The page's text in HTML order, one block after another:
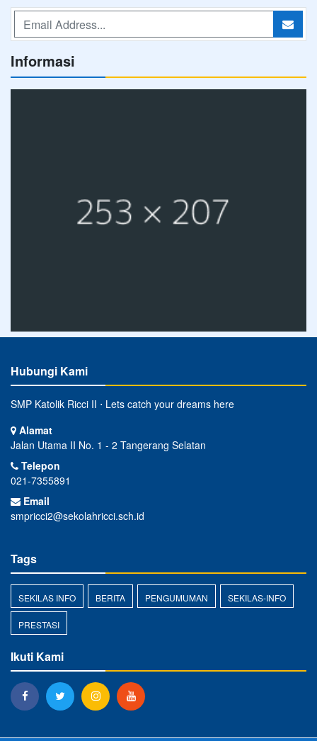
Informasi
Hubungi Kami
SMP Katolik Ricci II ⋅ Lets catch your dreams here
Alamat
Jalan Utama II No. 1 - 2 Tangerang Selatan
Telepon
021-7355891
Email
smpricci2@sekolahricci.sch.id
Tags
SEKILAS INFO BERITA PENGUMUMAN SEKILAS-INFO
PRESTASI
Ikuti Kami